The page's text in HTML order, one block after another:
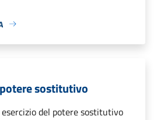
sostitutivo
del potere sostitutivo